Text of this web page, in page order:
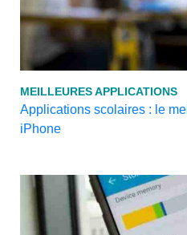
MEILLEURES APPLICATIONS
Applications scolaires : le
iPhone